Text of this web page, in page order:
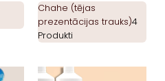
Chahe (tējas
prezentācijas trauks)4
Produkti